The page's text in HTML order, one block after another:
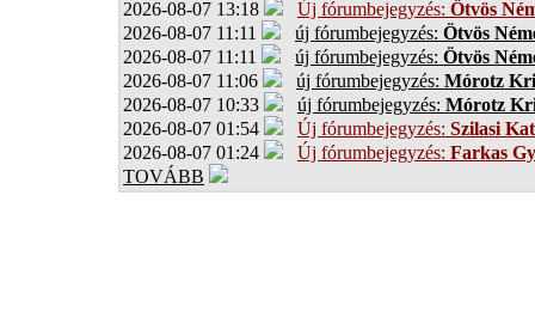
2026-08-07 13:18 Új fórumbejegyzés: Ötvös
2026-08-07 11:11
új fórumbejegyzés: Ötvös
2026-08-07 11:11
új fórumbejegyzés: Ötvös
2026-08-07 11:06
új fórumbejegyzés: Mórotz
2026-08-07 10:33
új fórumbejegyzés: Mórotz
2026-08-07 01:54
Új fórumbejegyzés: Szilasi
2026-08-07 01:24
Új fórumbejegyzés: Farkas
TOVÁBB